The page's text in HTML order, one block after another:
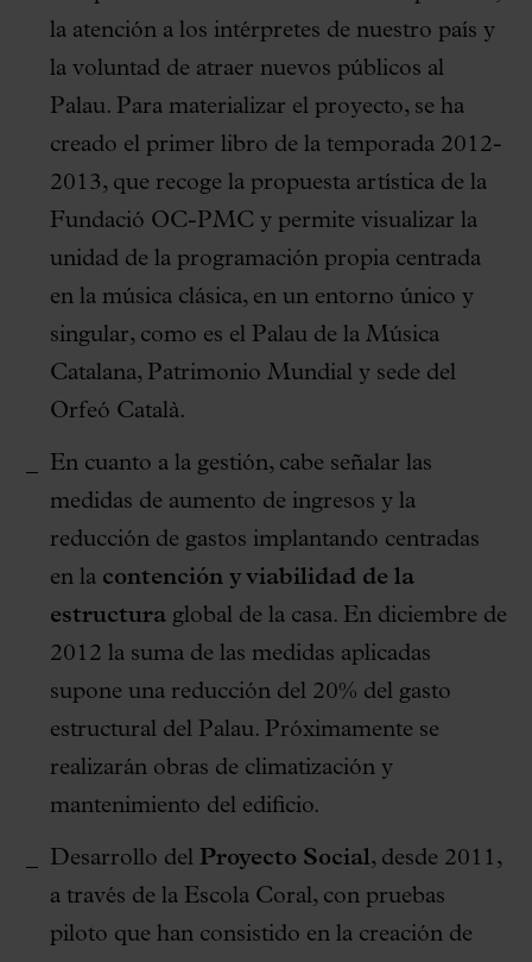
la atención a los intérpretes de nuestro país y
la voluntad de atraer nuevos públicos al
Palau. Para materializar el proyecto, se ha
creado el primer libro de la temporada 2012-
2013, que recoge la propuesta artística de la
Fundació OC-PMC y permite visualizar la
unidad de la programación propia centrada
en la música clásica, en un entorno único y
singular, como es el Palau de la Música
Catalana, Patrimonio Mundial y sede del
Orfeó Català.
En cuanto a la gestión, cabe señalar las
medidas de aumento de ingresos y la
reducción de gastos implantando centradas
en la contención y viabilidad de la
estructura global de la casa. En diciembre de
2012 la suma de las medidas aplicadas
supone una reducción del 20% del gasto
estructural del Palau. Próximamente se
realizarán obras de climatización y
mantenimiento del edificio.
Desarrollo del Proyecto Social, desde 2011,
a través de la Escola Coral, con pruebas
piloto que han consistido en la creación de